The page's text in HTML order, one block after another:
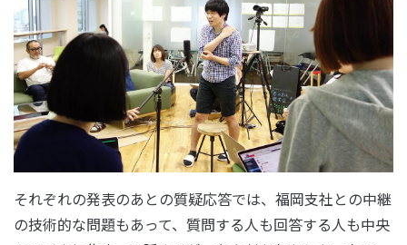
それぞれの発表のあとの質疑応答では、福岡支社との中継
の技術的な問題もあって、質問する人も回答する人も中央